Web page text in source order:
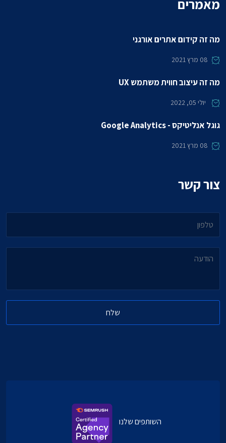
מאמרים
מה זה קידום אתרים אורגני
08 מרץ 2021
מה זה עיצוב חווית משתמש UX
יולי 05, 2022
גוגל אנליטיקס - Google Analytics
08 מרץ 2021
צור קשר
שלח
השותפים שלנו